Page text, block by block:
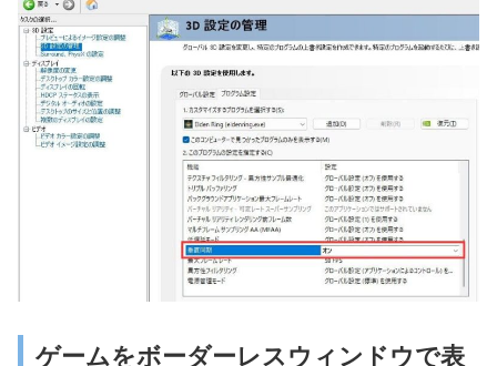
ゲームをボーダーレスウィンドウで表